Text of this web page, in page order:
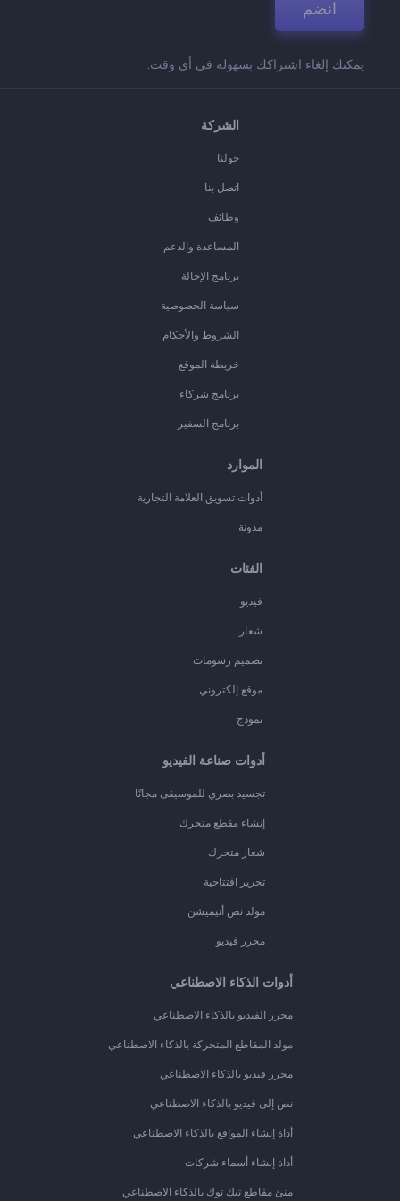
انضم
يمكنك إلغاء اشتراكك بسهولة في أي وقت.
الشركة
حولنا
اتصل بنا
وظائف
المساعدة والدعم
برنامج الإحالة
سياسة الخصوصية
الشروط والأحكام
خريطة الموقع
برنامج شركاء
برنامج السفير
الموارد
أدوات تسويق العلامة التجارية
مدونة
الفئات
فيديو
شعار
تصميم رسومات
موقع إلكتروني
نموذج
أدوات صناعة الفيديو
تجسيد بصري للموسيقى مجانًا
إنشاء مقطع متحرك
شعار متحرك
تحرير افتتاحية
مولد نص أنيميشن
محرر فيديو
أدوات الذكاء الاصطناعي
محرر الفيديو بالذكاء الاصطناعي
مولد المقاطع المتحركة بالذكاء الاصطناعي
محرر فيديو بالذكاء الاصطناعي
نص إلى فيديو بالذكاء الاصطناعي
أداة إنشاء المواقع بالذكاء الاصطناعي
أداة إنشاء أسماء شركات
منئ مقاطع تيك توك بالذكاء الاصطناعي